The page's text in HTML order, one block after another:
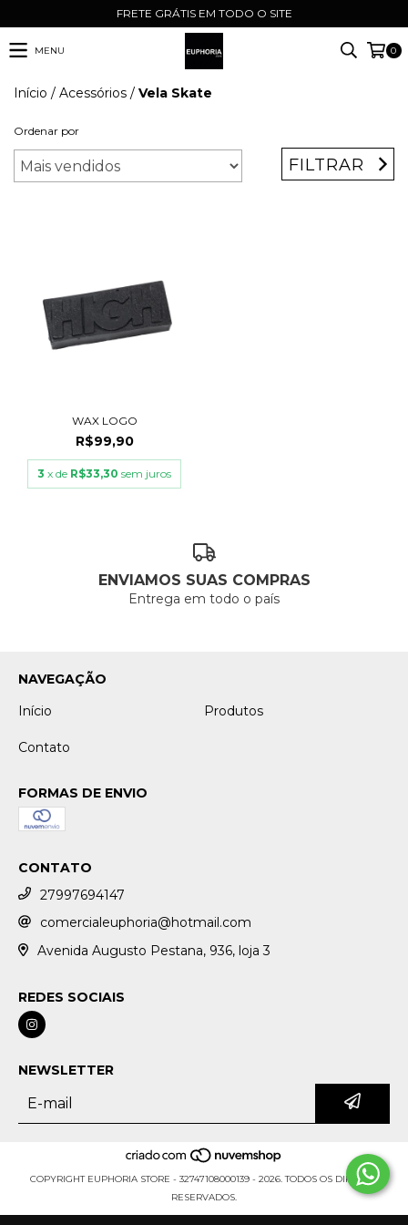
FRETE GRÁTIS EM TODO O SITE
MENU 0
Início / Acessórios / Vela Skate
Ordenar por
FILTRAR
WAX LOGO
R$99,90
3 x de R$33,30 sem juros
ENVIAMOS SUAS COMPRAS
Entrega em todo o país
NAVEGAÇÃO
Início
Produtos
Contato
FORMAS DE ENVIO
CONTATO
27997694147
comercialeuphoria@hotmail.com
Avenida Augusto Pestana, 936, loja 3
REDES SOCIAIS
NEWSLETTER
COPYRIGHT EUPHORIA STORE - 32747108000139 - 2026. TODOS OS DIREITOS
RESERVADOS.